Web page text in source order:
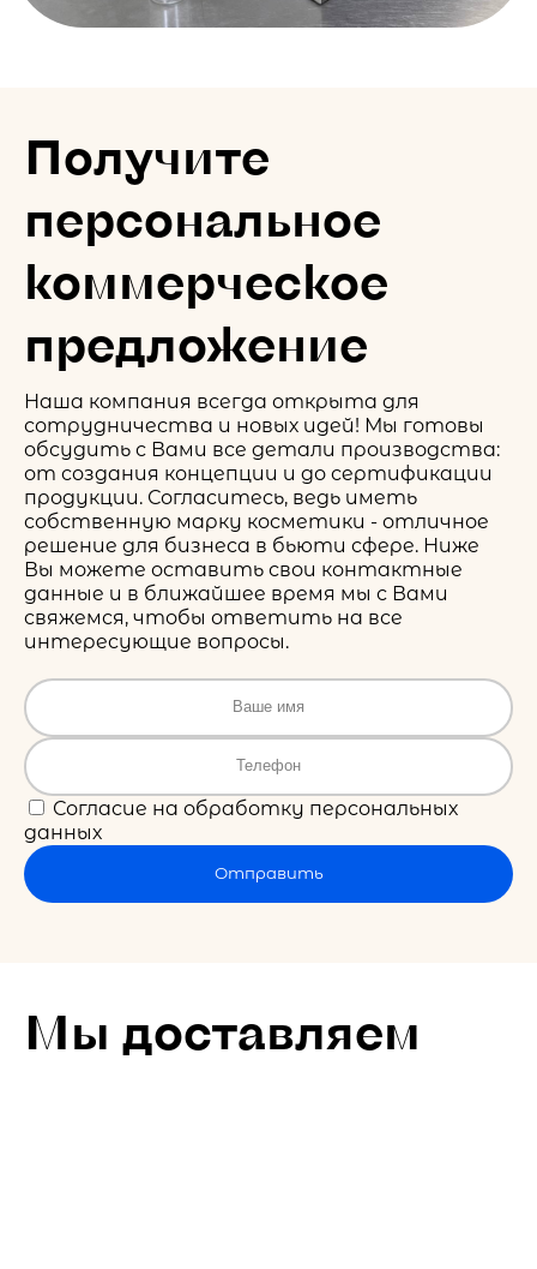
Получите
персональное
коммерческое
предложение
Наша компания всегда открыта для
сотрудничества и новых идей! Мы готовы
обсудить с Вами все детали производства:
от создания концепции и до сертификации
продукции. Согласитесь, ведь иметь
собственную марку косметики - отличное
решение для бизнеса в бьюти сфере. Ниже
Вы можете оставить свои контактные
данные и в ближайшее время мы с Вами
свяжемся, чтобы ответить на все
интересующие вопросы.
Согласие на обработку персональных
данных
Отправить
Мы доставляем